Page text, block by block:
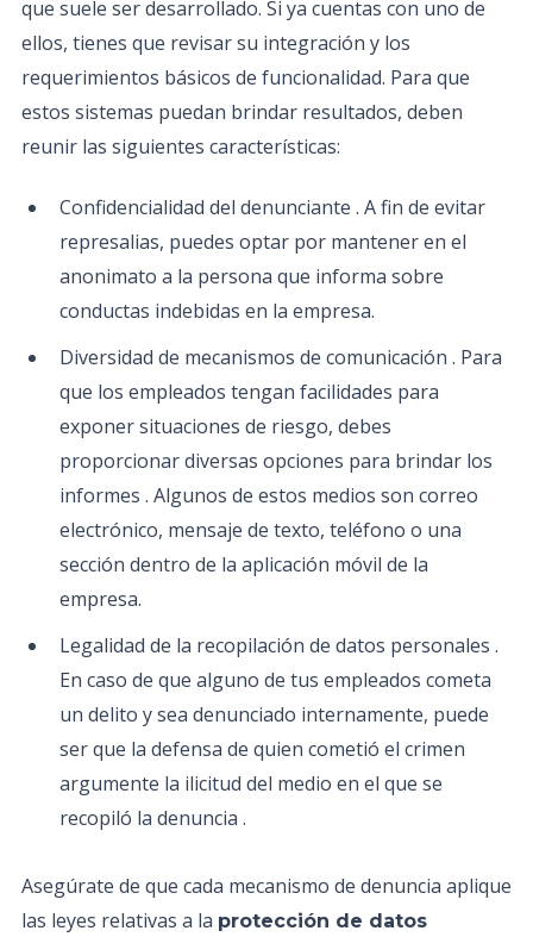
que suele ser desarrollado. Si ya cuentas con uno de
ellos, tienes que revisar su integración y los
requerimientos básicos de funcionalidad. Para que
estos sistemas puedan brindar resultados, deben
reunir las siguientes características:
Confidencialidad del denunciante . A fin de evitar
represalias, puedes optar por mantener en el
anonimato a la persona que informa sobre
conductas indebidas en la empresa.
Diversidad de mecanismos de comunicación . Para
que los empleados tengan facilidades para
exponer situaciones de riesgo, debes
proporcionar diversas opciones para brindar los
informes . Algunos de estos medios son correo
electrónico, mensaje de texto, teléfono o una
sección dentro de la aplicación móvil de la
empresa.
Legalidad de la recopilación de datos personales .
En caso de que alguno de tus empleados cometa
un delito y sea denunciado internamente, puede
ser que la defensa de quien cometió el crimen
argumente la ilicitud del medio en el que se
recopiló la denuncia .
Asegúrate de que cada mecanismo de denuncia aplique
las leyes relativas a la protección de datos